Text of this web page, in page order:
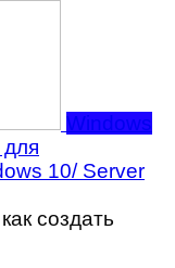
Windows
10/ Server
создать